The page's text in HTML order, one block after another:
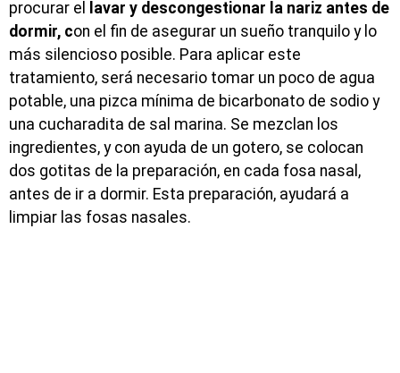
procurar el
lavar y descongestionar la nariz antes de
dormir, con el fin de asegurar un sueño tranquilo y lo
más silencioso posible. Para aplicar este
tratamiento, será necesario tomar un poco de agua
potable, una pizca mínima de bicarbonato de sodio y
una cucharadita de sal marina. Se mezclan los
ingredientes, y con ayuda de un gotero, se colocan
dos gotitas de la preparación, en cada fosa nasal,
antes de ir a dormir. Esta preparación, ayudará a
limpiar las fosas nasales.